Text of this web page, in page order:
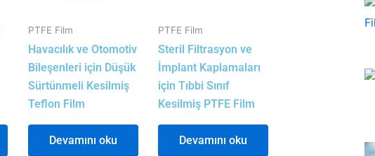
PTFE Film
Havacılık ve Otomotiv
Bileşenleri için Düşük
Sürtünmeli Kesilmiş
Teflon Film
Devamını oku
PTFE Film
Steril Filtrasyon ve
İmplant Kaplamaları
için Tıbbi Sınıf
Kesilmiş PTFE Film
Devamını oku